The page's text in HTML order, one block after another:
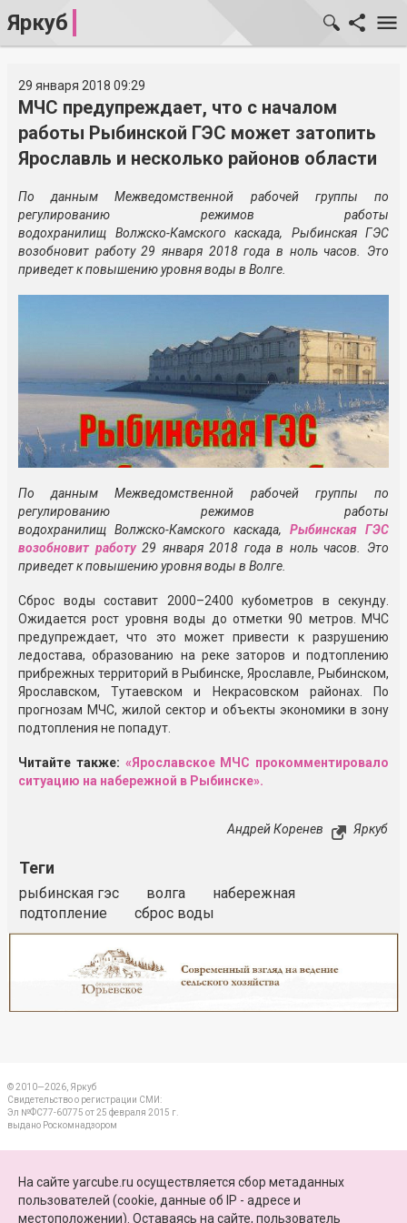
Яркуб
29 января 2018 09:29
МЧС предупреждает, что с началом
работы Рыбинской ГЭС может затопить
Ярославль и несколько районов области
По данным Межведомственной рабочей группы по
регулированию режимов работы
водохранилищ Волжско-Камского каскада, Рыбинская ГЭС
возобновит работу 29 января 2018 года в ноль часов. Это
приведет к повышению уровня воды в Волге.
По данным Межведомственной рабочей группы по
регулированию режимов работы
водохранилищ Волжско-Камского каскада, Рыбинская ГЭС
возобновит работу29 января 2018 года в ноль часов. Это
приведет к повышению уровня воды в Волге.
Сброс воды составит 2000–2400 кубометров в секунду.
Ожидается рост уровня воды до отметки 90 метров. МЧС
предупреждает, что это может привести к разрушению
ледостава, образованию на реке заторов и подтоплению
прибрежных территорий в Рыбинске, Ярославле, Рыбинском,
Ярославском, Тутаевском и Некрасовском районах. По
прогнозам МЧС, жилой сектор и объекты экономики в зону
подтопления не попадут.
Читайте также: «Ярославское МЧС прокомментировало
ситуацию на набережной в Рыбинске».
Андрей Коренев Яркуб
Теги
рыбинская гэс волга
набережная
подтопление
сброс воды
© 2010—2026, Яркуб
Свидетельство о регистрации СМИ:
Эл №ФС77-60775 от 25 февраля 2015 г.
выдано Роскомнадзором
ПАРТНЕРЫ
На сайте yarcube.ru осуществляется сбор метаданных
пользователей (cookie, данные об IP - адресе и
местоположении). Оставаясь на сайте, пользователь